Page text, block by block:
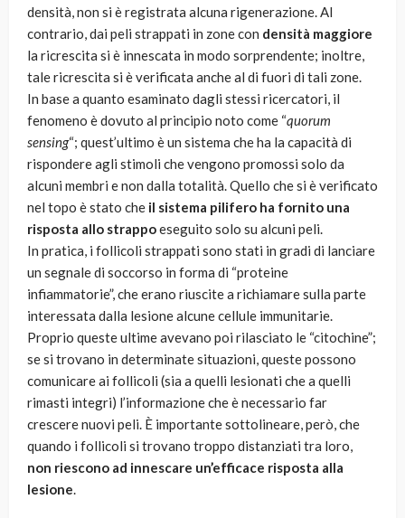
densità, non si è registrata alcuna rigenerazione. Al
contrario, dai peli strappati in zone con densità maggiore
la ricrescita si è innescata in modo sorprendente; inoltre,
tale ricrescita si è verificata anche al di fuori di tali zone.
In base a quanto esaminato dagli stessi ricercatori, il
fenomeno è dovuto al principio noto come “quorum
sensing“; quest’ultimo è un sistema che ha la capacità di
rispondere agli stimoli che vengono promossi solo da
alcuni membri e non dalla totalità. Quello che si è verificato
nel topo è stato che il sistema pilifero ha fornito una
risposta allo strappoeseguito solo su alcuni peli.
In pratica, i follicoli strappati sono stati in gradi di lanciare
un segnale di soccorso in forma di “proteine
infiammatorie”, che erano riuscite a richiamare sulla parte
interessata dalla lesione alcune cellule immunitarie.
Proprio queste ultime avevano poi rilasciato le “citochine”;
se si trovano in determinate situazioni, queste possono
comunicare ai follicoli (sia a quelli lesionati che a quelli
rimasti integri) l’informazione che è necessario far
crescere nuovi peli. È importante sottolineare, però, che
quando i follicoli si trovano troppo distanziati tra loro,
non riescono ad innescare un’efficace risposta alla
lesione.